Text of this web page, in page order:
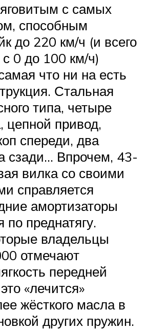
с самых
способным
до 220 км/ч (и всего
0 до 100 км/ч)
что ни на есть
Стальная
типа, четыре
цепной привод,
спереди, два
сзади… Впрочем, 43-
вилка со своими
справляется
амортизаторы
по преднатягу.
владельцы
отмечают
передней
«лечится»
жёсткого масла в
других пружин.